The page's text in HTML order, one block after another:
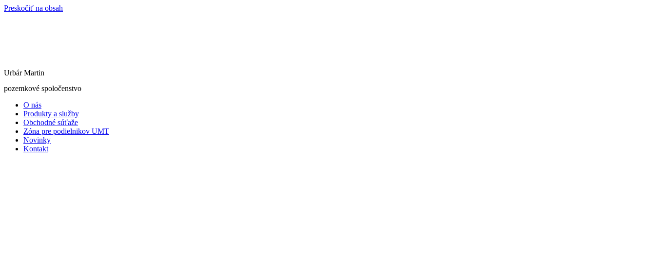
Preskočiť na obsah
Urbár Martin
pozemkové spoločenstvo
O nás
Produkty a služby
Obchodné súťaže
Zóna pre podielnikov UMT
Novinky
Kontakt